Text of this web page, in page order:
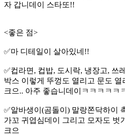
자 갑니데이 스타또!!
<좋은 점>
✅️마 디테일이 살아있네!!
✅️컵라면, 컵밥, 도시락, 냉장고, 쓰
박스 이렇게 뚜껑도 열리고 문도
크으.. 아주 좋습니데이ㅋㅋㅋㅋㅋ
✅️알바생이(곰돌이) 말랑쫀닥하이
가꼬 귀엽심데이 그리고 모자도 벗
크으